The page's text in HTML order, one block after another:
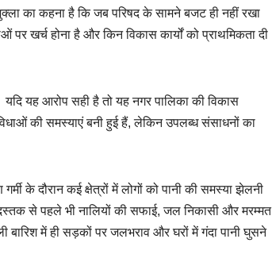
का कहना है कि जब परिषद के सामने बजट ही नहीं रखा
पर खर्च होना है और किन विकास कार्यों को प्राथमिकता दी
यह आरोप सही है तो यह नगर पालिका की विकास
की समस्याएं बनी हुई हैं, लेकिन उपलब्ध संसाधनों का
के दौरान कई क्षेत्रों में लोगों को पानी की समस्या झेलनी
से पहले भी नालियों की सफाई, जल निकासी और मरम्मत
बारिश में ही सड़कों पर जलभराव और घरों में गंदा पानी घुसने